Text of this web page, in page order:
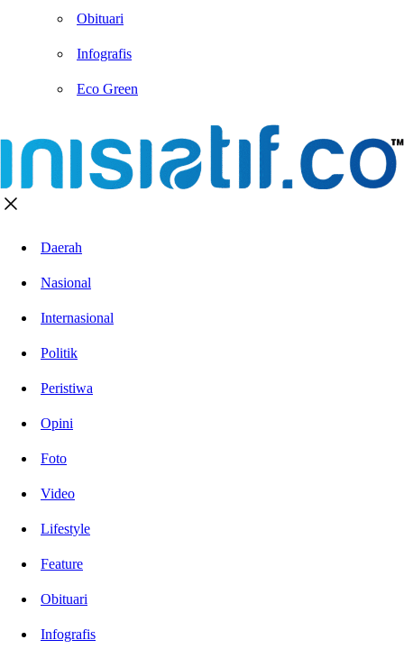
Obituari
Infografis
Eco Green
Daerah
Nasional
Internasional
Politik
Peristiwa
Opini
Foto
Video
Lifestyle
Feature
Obituari
Infografis